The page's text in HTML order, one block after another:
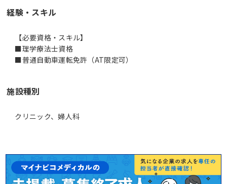
経験・スキル
【必要資格・スキル】
■理学療法士資格
■普通自動車運転免許（AT限定可）
施設種別
クリニック、婦人科